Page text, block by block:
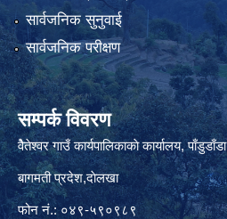
सार्वजनिक सुनुवाई
सार्वजनिक परीक्षण
सम्पर्क विवरण
वैेतेश्वर गाउँ कार्यपालिकाकाे कार्यालय, पाँडुडाँडा
बागमती‌ प्रदेश,दाेलखा
फोन नं.: ०४९-५९०९८९